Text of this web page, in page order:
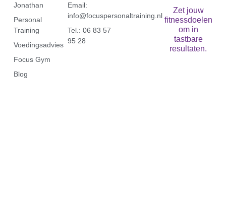
Zet jouw
fitnessdoelen
om in
tastbare
resultaten.
Jonathan
Personal
Training
Voedingsadvies
Focus Gym
Blog
Email:
info@focuspersonaltraining.nl
Tel.: 06 83 57
95 28‬